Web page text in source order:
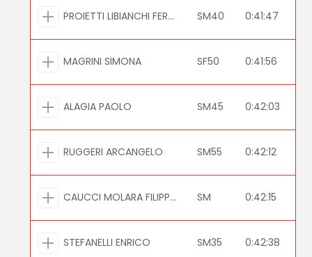
PROIETTI LIBIANCHI FERNANDO SM40 0:41:47
MAGRINI SIMONA SF50 0:41:56
ALAGIA PAOLO SM45 0:42:03
RUGGERI ARCANGELO SM55 0:42:12
CAUCCI MOLARA FILIPPO SM 0:42:15
STEFANELLI ENRICO SM35 0:42:38